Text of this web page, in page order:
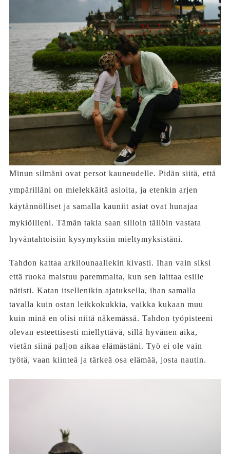
Minun silmäni ovat persot kauneudelle. Pidän siitä, että
ympärilläni on mielekkäitä asioita, ja etenkin arjen
käytännölliset ja samalla kauniit asiat ovat hunajaa
mykiöilleni. Tämän takia saan silloin tällöin vastata
hyväntahtoisiin kysymyksiin mieltymyksistäni.
Tahdon kattaa arkilounaallekin kivasti. Ihan vain siksi
että ruoka maistuu paremmalta, kun sen laittaa esille
nätisti. Katan itsellenikin ajatuksella, ihan samalla
tavalla kuin ostan leikkokukkia, vaikka kukaan muu
kuin minä en olisi niitä näkemässä. Tahdon työpisteeni
olevan esteettisesti miellyttävä, sillä hyvänen aika,
vietän siinä paljon aikaa elämästäni. Työ ei ole vain
työtä, vaan kiinteä ja tärkeä osa elämää, josta nautin.